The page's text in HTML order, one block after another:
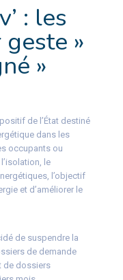
: les
»
»
de l’État destiné
dans les
occupants ou
le
l’objectif
et d’améliorer le
de suspendre la
de demande
de dossiers